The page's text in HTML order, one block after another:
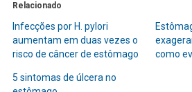
Relacionado
Infecções por H. pylori
aumentam em duas vezes o
risco de câncer de estômago
como
5 sintomas de úlcera no